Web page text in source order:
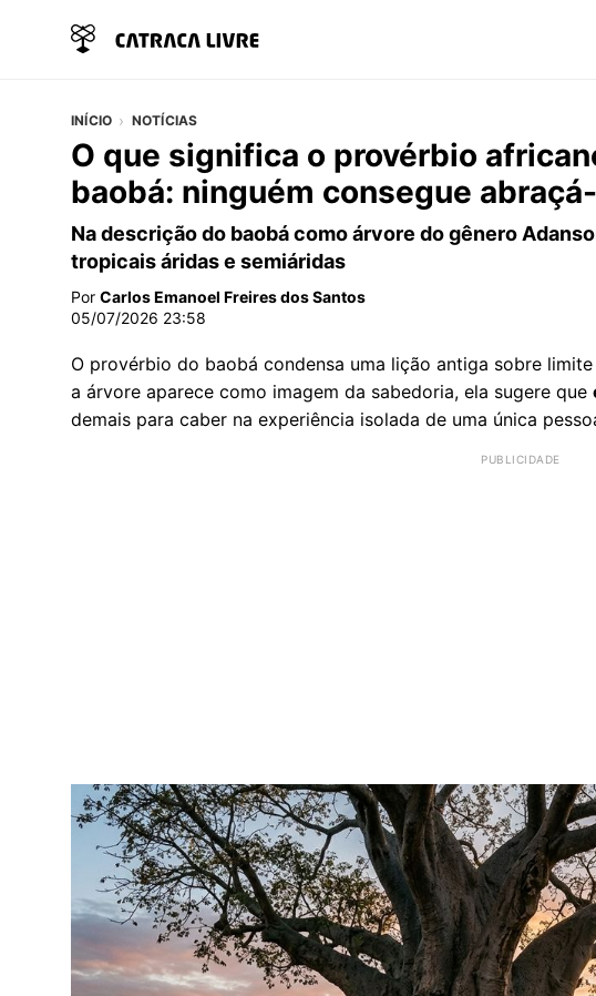
INÍCIO NOTÍCIAS
O que significa o provérbio
baobá: ninguém consegue
Na descrição do baobá como árvore do gênero
tropicais áridas e semiáridas
Por Carlos Emanoel Freires dos Santos
05/07/2026 23:58
O provérbio do baobá condensa uma lição antiga sobre
a árvore aparece como imagem da sabedoria, ela sugere que
demais para caber na experiência isolada de uma única